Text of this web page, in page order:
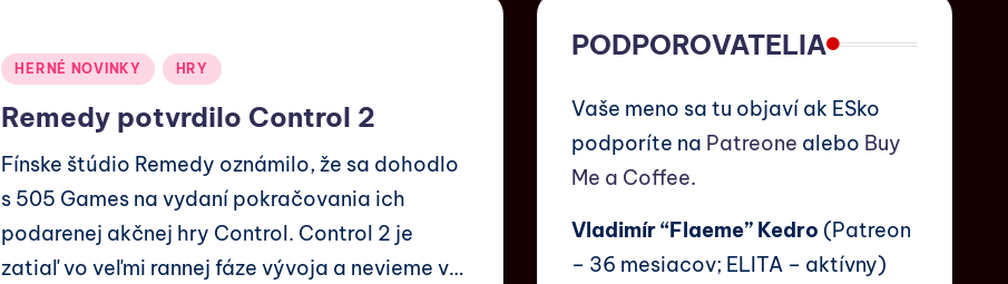
HERNÉ NOVINKY HRY
Remedy potvrdilo Control 2
Fínske štúdio Remedy oznámilo, že sa dohodlo
s 505 Games na vydaní pokračovania ich
podarenej akčnej hry Control. Control 2 je
zatiaľ vo veľmi rannej fáze vývoja a nevieme v…
PODPOROVATELIA
Vaše meno sa tu objaví ak ESko
podporíte na Patreone alebo Buy
Me a Coffee.
Vladimír “Flaeme” Kedro (Patreon
– 36 mesiacov; ELITA – aktívny)